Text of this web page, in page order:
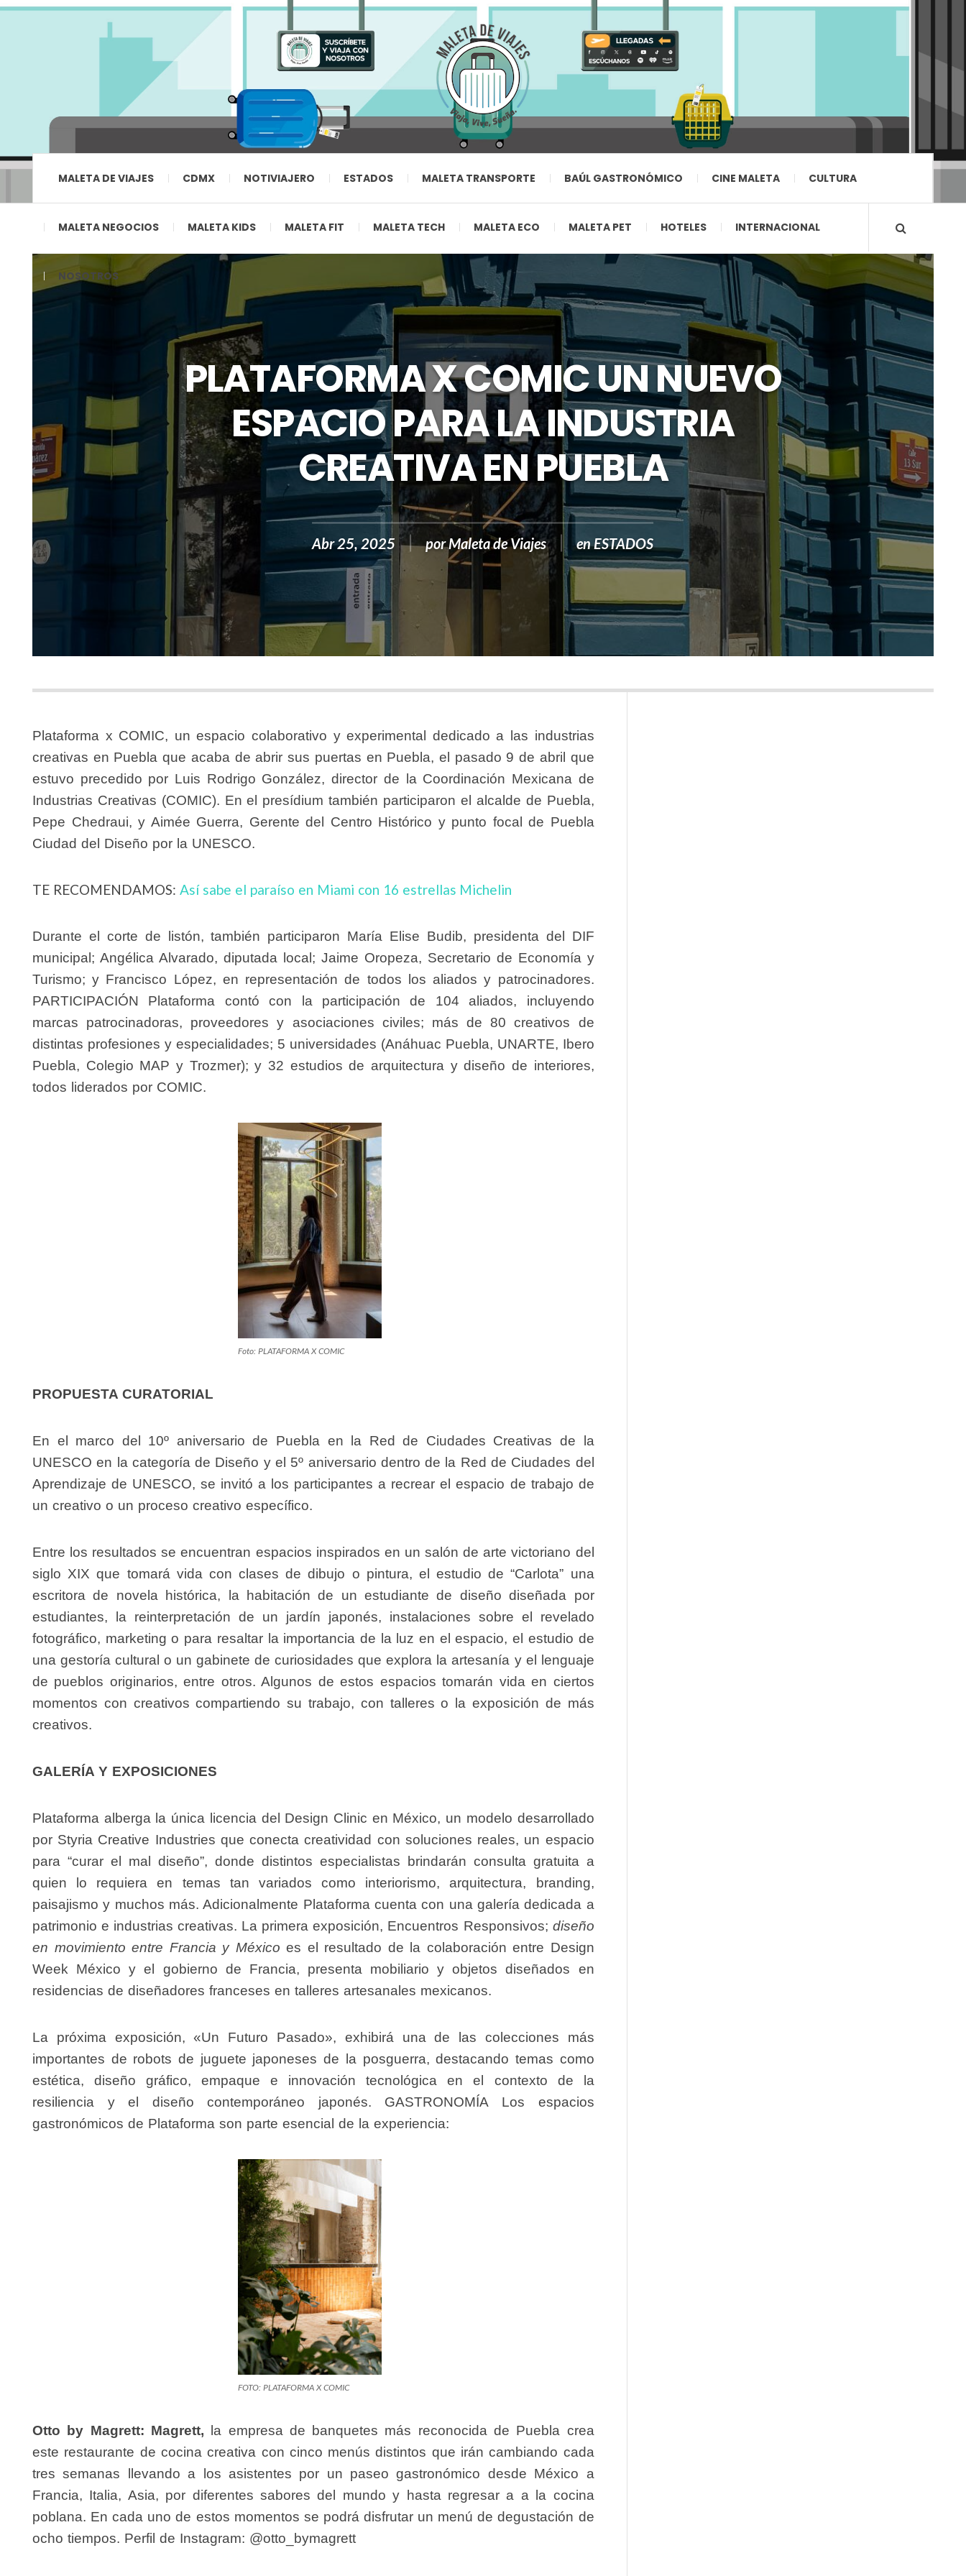
MALETA DE VIAJES CDMX NOTIVIAJERO ESTADOS MALETA TRANSPORTE BAÚL GASTRONÓMICO CINE MALETA CULTURA
MALETA NEGOCIOS MALETA KIDS MALETA FIT MALETA TECH MALETA ECO MALETA PET HOTELES INTERNACIONAL
NOSOTROS
PLATAFORMA X COMIC UN NUEVO
ESPACIO PARA LA INDUSTRIA
CREATIVA EN PUEBLA
Abr 25, 2025 porMaleta de Viajes enESTADOS
Plataforma x COMIC, un espacio colaborativo y experimental dedicado a las industrias
creativas en Puebla que acaba de abrir sus puertas en Puebla, el pasado 9 de abril que
estuvo precedido por Luis Rodrigo González, director de la Coordinación Mexicana de
Industrias Creativas (COMIC). En el presídium también participaron el alcalde de Puebla,
Pepe Chedraui, y Aimée Guerra, Gerente del Centro Histórico y punto focal de Puebla
Ciudad del Diseño por la UNESCO.
TE RECOMENDAMOS: Así sabe el paraíso en Miami con 16 estrellas Michelin
Durante el corte de listón, también participaron María Elise Budib, presidenta del DIF
municipal; Angélica Alvarado, diputada local; Jaime Oropeza, Secretario de Economía y
Turismo; y Francisco López, en representación de todos los aliados y patrocinadores.
PARTICIPACIÓN Plataforma contó con la participación de 104 aliados, incluyendo
marcas patrocinadoras, proveedores y asociaciones civiles; más de 80 creativos de
distintas profesiones y especialidades; 5 universidades (Anáhuac Puebla, UNARTE, Ibero
Puebla, Colegio MAP y Trozmer); y 32 estudiosde arquitectura y diseño de interiores,
todos liderados por COMIC.
Foto: PLATAFORMA X COMIC
PROPUESTA CURATORIAL
En el marco del 10º aniversariode Puebla en la Red de Ciudades Creativas de la
UNESCO en la categoría de Diseño y el 5º aniversario dentro de la Red de Ciudades del
Aprendizaje de UNESCO, se invitó a los participantes a recrear el espacio de trabajo de
un creativo o un proceso creativo específico.
Entre los resultados se encuentran espacios inspirados en un salón de arte victoriano del
siglo XIX que tomará vida con clases de dibujo o pintura, el estudio de “Carlota” una
escritora de novela histórica, la habitación de un estudiante de diseño diseñada por
estudiantes, la reinterpretación de un jardín japonés, instalaciones sobre el revelado
fotográfico, marketing o para resaltar la importancia de la luz en el espacio, el estudio de
una gestoría cultural o un gabinete de curiosidades que explora la artesanía y el lenguaje
de pueblos originarios, entre otros. Algunos de estos espacios tomarán vida en ciertos
momentos con creativos compartiendo su trabajo, con talleres o la exposición de más
creativos.
GALERÍA Y EXPOSICIONES
Plataforma alberga la única licencia del Design Clinic en México, un modelo desarrollado
por Styria Creative Industries que conecta creatividad con soluciones reales, un espacio
para “curar el mal diseño”, donde distintos especialistas brindarán consulta gratuita a
quien lo requiera en temas tan variados como interiorismo, arquitectura, branding,
paisajismo y muchos más. Adicionalmente Plataforma cuenta con una galería dedicada a
patrimonio e industrias creativas. La primera exposición, Encuentros Responsivos; diseño
en movimiento entre Francia y Méxicoes el resultado de la colaboración entre Design
Week Méxicoy el gobierno de Francia, presenta mobiliario y objetos diseñados en
residencias de diseñadores franceses en talleres artesanales mexicanos.
La próxima exposición, «Un Futuro Pasado», exhibirá una de las colecciones más
importantes de robots de juguete japoneses de la posguerra, destacando temas como
estética, diseño gráfico, empaque e innovación tecnológica en el contexto de la
resiliencia y el diseño contemporáneo japonés. GASTRONOMÍA Los espacios
gastronómicos de Plataforma son parte esencial de la experiencia:
FOTO: PLATAFORMA X COMIC
Otto by Magrett: Magrett, la empresa de banquetes más reconocida de Puebla crea
este restaurante de cocina creativa con cinco menús distintos que irán cambiando cada
tres semanas llevando a los asistentes por un paseo gastronómico desde México a
Francia, Italia, Asia, por diferentes sabores del mundo y hasta regresar a a la cocina
poblana. En cada uno de estos momentos se podrá disfrutar un menú de degustación de
ocho tiempos. Perfil de Instagram: @otto_bymagrett